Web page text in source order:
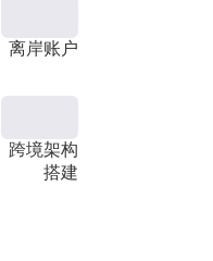
离岸账户
跨境架构
搭建